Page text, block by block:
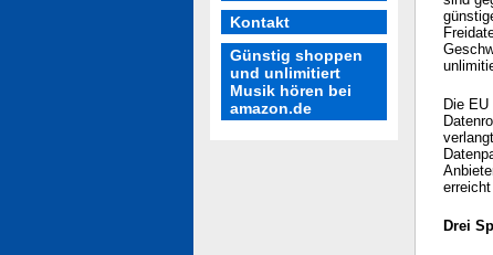
Kontakt
Günstig shoppen
und unlimitiert
Musik hören bei
amazon.de
Die
Drei